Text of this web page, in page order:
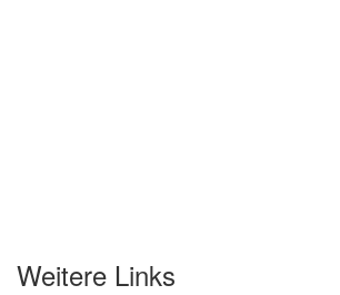
Weitere Links